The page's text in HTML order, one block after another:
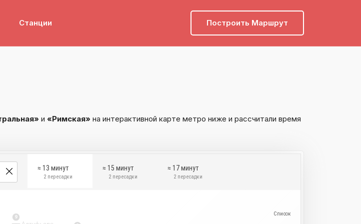
Станции Построить Маршрут
и «Римская» на интерактивной карте метро ниже и рассчитали время
≈ 13 минут
2 пересадки
≈ 15 минут
2 пересадки
≈ 17 минут
2 пересадки
9